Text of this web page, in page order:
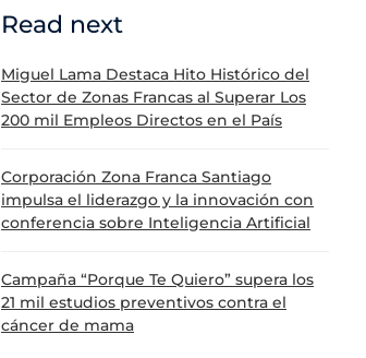
Read next
Miguel Lama Destaca Hito Histórico del
Sector de Zonas Francas al Superar Los
200 mil Empleos Directos en el País
Corporación Zona Franca Santiago
impulsa el liderazgo y la innovación con
conferencia sobre Inteligencia Artificial
Campaña “Porque Te Quiero” supera los
21 mil estudios preventivos contra el
cáncer de mama